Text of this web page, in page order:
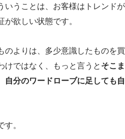
いうことは、お客様はトレンド
欲しい状態です。
のよりは、多少意識したものを
けではなく、もっと言うと そこ
自分のワードローブに足しても
。